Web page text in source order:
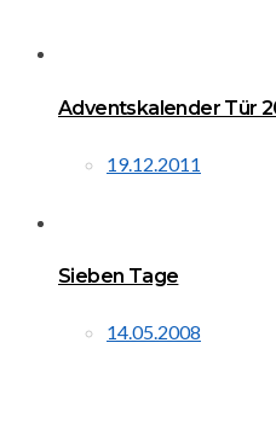
Adventskalender Tür
19.12.2011
Sieben Tage
14.05.2008